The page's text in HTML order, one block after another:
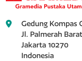
Gedung Kompas
Jl. Palmerah
Jakarta 10270
Indonesia